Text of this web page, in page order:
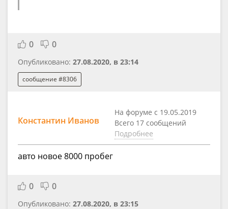
0 0
Опубликовано: 27.08.2020, в 23:14
сообщение #8306
Константин Иванов
На форуме с 19.05.2019
Всего 17 сообщений
Подробнее
авто новое 8000 пробег
0 0
Опубликовано: 27.08.2020, в 23:15